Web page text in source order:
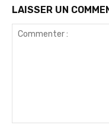
LAISSER UN